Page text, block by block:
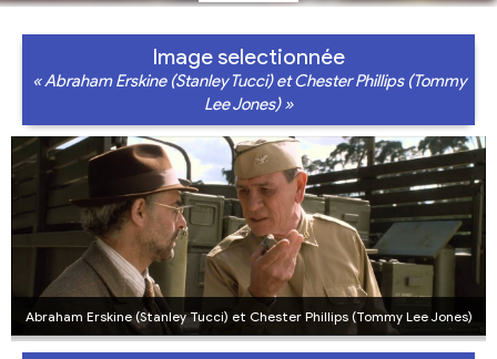
Image selectionnée
« Abraham Erskine (Stanley Tucci) et Chester Phillips (Tommy
Lee Jones) »
Abraham Erskine (Stanley Tucci) et Chester Phillips (Tommy Lee Jones)